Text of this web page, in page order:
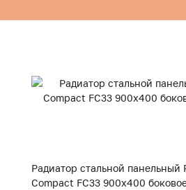
Радиатор стальной панельный
Compact FC33 900x400